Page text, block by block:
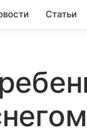
Статьи